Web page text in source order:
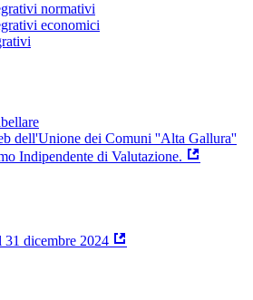
normativi
economici
dell'Unione dei Comuni ''Alta Gallura''
Indipendente di Valutazione.
dicembre 2024